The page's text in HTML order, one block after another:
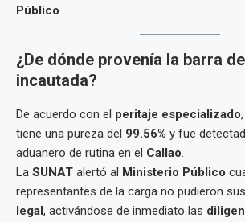
Público.
¿De dónde provenía la barra
incautada?
De acuerdo con el peritaje especializado
tiene una pureza del 99.56% y fue
aduanero de rutina en el Callao.
La SUNAT alertó al Ministerio Público
representantes de la carga no pudieron
legal , activándose de inmediato las